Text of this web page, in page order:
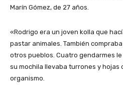
Marín Gómez, de 27 años.
«Rodrigo era un joven kolla que
pastar animales. También
otros pueblos. Cuatro gendarmes
su mochila llevaba turrones y hojas
organismo.